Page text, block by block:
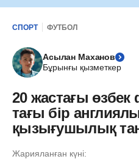
СПОРТ ФУТБОЛ
Асылан Маханов
Бұрынғы қызметкер
20 жастағы
тағы бір
қызығушылық
Жарияланған күні: